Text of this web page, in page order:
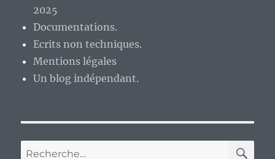
2025
Documentations.
Ecrits non techniques.
Mentions légales
Un blog indépendant.
Recherche